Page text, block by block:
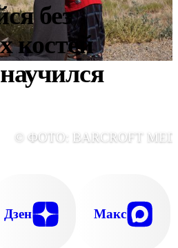
без
костей
© ФОТО: BARCROFT
Дзен Макс